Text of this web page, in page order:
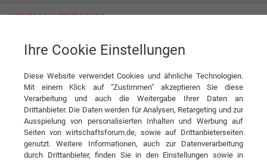
Expertenwissen
Holger Steitz
erste « zurückzurück nächste » nächste
Expertenwissen
DIESEN ARTIKEL EMPFEHLEN
Ihre Cookie Einstellungen
Diese Website verwendet Cookies und ähnliche Technologien.
Mit einem Klick auf "Zustimmen" akzeptieren Sie diese
Verarbeitung und auch die Weitergabe Ihrer Daten an
Drittanbieter. Die Daten werden für Analysen, Retargeting und zur
Ausspielung von personalisierten Inhalten und Werbung auf
Seiten von wirtschaftsforum.de, sowie auf Drittanbieterseiten
genutzt. Weitere Informationen, auch zur Datenverarbeitung
durch Drittanbieter, finden Sie in den Einstellungen sowie in